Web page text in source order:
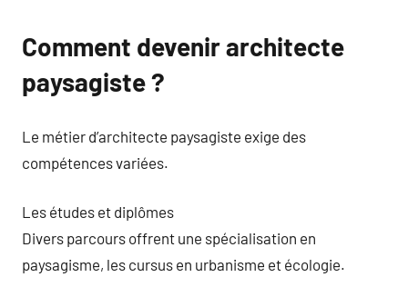
Comment devenir architecte
paysagiste ?
Le métier d’architecte paysagiste exige des
compétences variées.
Les études et diplômes
Divers parcours offrent une spécialisation en
paysagisme, les cursus en urbanisme et écologie.